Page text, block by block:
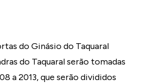
do Ginásio do Taquaral
do Taquaral serão tomadas
a 2013, que serão divididos